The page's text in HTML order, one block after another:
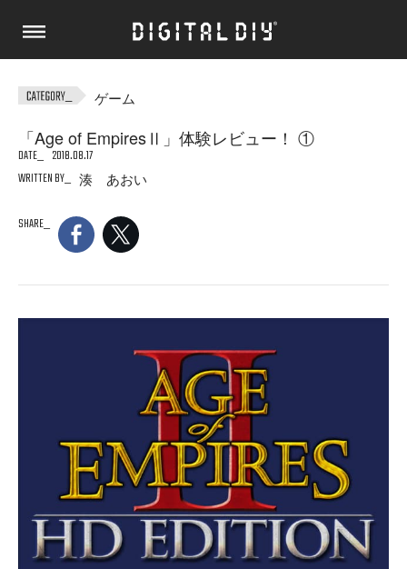
ゲーム
「Age of EmpiresⅡ」体験レビュー！ ①
DATE
2018.08.17
WRITTEN BY
湊 あおい
SHARE